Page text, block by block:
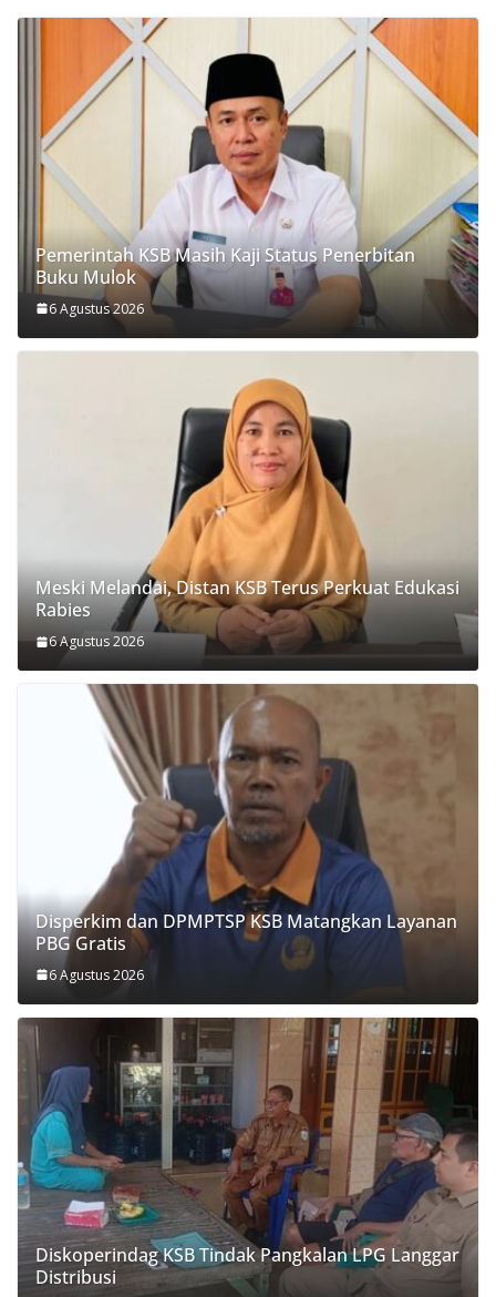
Pemerintah KSB Masih Kaji Status Penerbitan
Buku Mulok
6 Agustus 2026
Meski Melandai, Distan KSB Terus Perkuat Edukasi
Rabies
6 Agustus 2026
Disperkim dan DPMPTSP KSB Matangkan Layanan
PBG Gratis
6 Agustus 2026
Diskoperindag KSB Tindak Pangkalan LPG Langgar
Distribusi